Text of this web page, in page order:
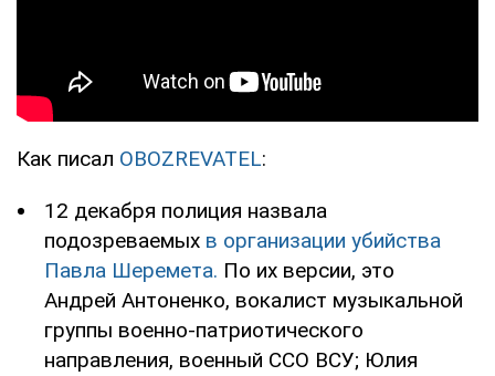
Как писал OBOZREVATEL:
12 декабря полиция назвала
подозреваемых в организации убийства
Павла Шеремета. По их версии, это
Андрей Антоненко, вокалист музыкальной
группы военно-патриотического
направления, военный ССО ВСУ; Юлия